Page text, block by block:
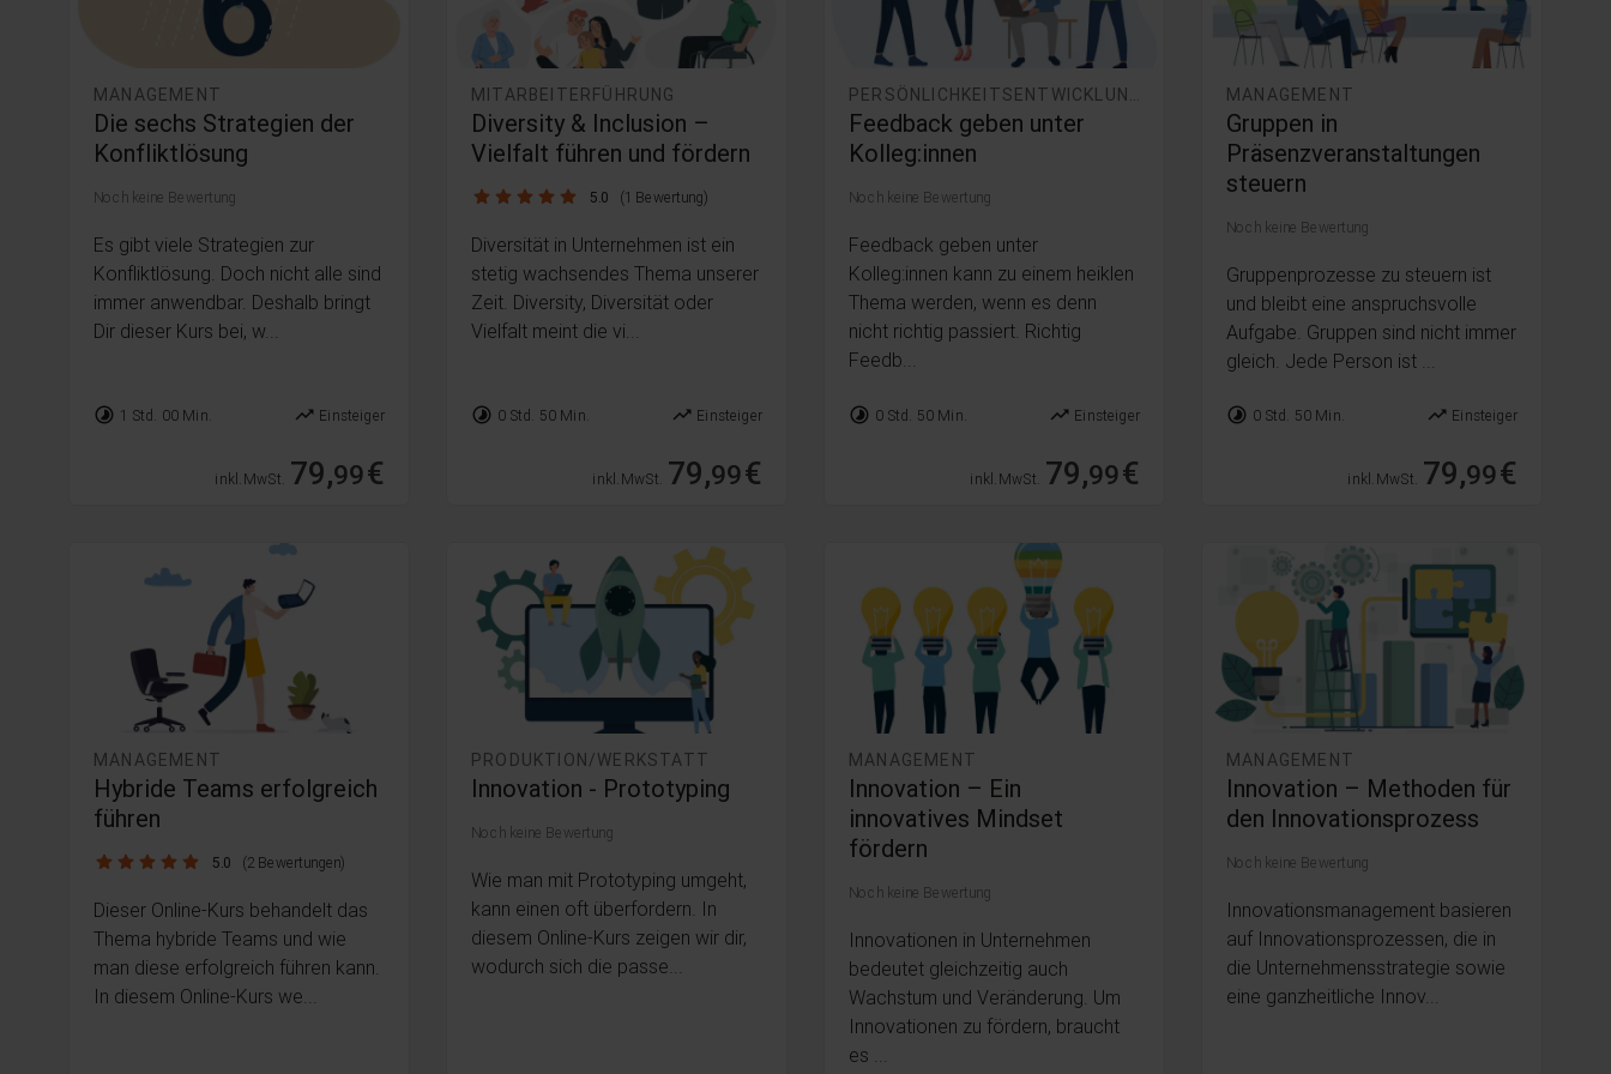
MANAGEMENT
Die sechs Strategien der
Konfliktlösung
Noch keine Bewertung
Es gibt viele Strategien zur
Konfliktlösung. Doch nicht alle sind
immer anwendbar. Deshalb bringt
Dir dieser Kurs bei, w...
timelapse 1 Std. 00 Min. trending_up Einsteiger
inkl. MwSt. 79,99€
MITARBEITERFÜHRUNG
Diversity & Inclusion –
Vielfalt führen und fördern
5.0 / 5 5.0 (1 Bewertung)
Diversität in Unternehmen ist ein
stetig wachsendes Thema unserer
Zeit. Diversity, Diversität oder
Vielfalt meint die vi...
timelapse 0 Std. 50 Min. trending_up Einsteiger
inkl. MwSt. 79,99€
PERSÖNLICHKEITSENTWICKLUNG
Feedback geben unter
Kolleg:innen
Noch keine Bewertung
Feedback geben unter
Kolleg:innen kann zu einem heiklen
Thema werden, wenn es denn
nicht richtig passiert. Richtig
Feedb...
timelapse 0 Std. 50 Min. trending_up Einsteiger
inkl. MwSt. 79,99€
MANAGEMENT
Gruppen in
Präsenzveranstaltungen
steuern
Noch keine Bewertung
Gruppenprozesse zu steuern ist
und bleibt eine anspruchsvolle
Aufgabe. Gruppen sind nicht immer
gleich. Jede Person ist ...
timelapse 0 Std. 50 Min. trending_up Einsteiger
inkl. MwSt. 79,99€
MANAGEMENT
Hybride Teams erfolgreich
führen
5.0 / 5 5.0 (2 Bewertungen)
Dieser Online-Kurs behandelt das
Thema hybride Teams und wie
man diese erfolgreich führen kann.
In diesem Online-Kurs we...
PRODUKTION/WERKSTATT
Innovation - Prototyping
Noch keine Bewertung
Wie man mit Prototyping umgeht,
kann einen oft überfordern. In
diesem Online-Kurs zeigen wir dir,
wodurch sich die passe...
MANAGEMENT
Innovation – Ein
innovatives Mindset
fördern
Noch keine Bewertung
Innovationen in Unternehmen
bedeutet gleichzeitig auch
Wachstum und Veränderung. Um
Innovationen zu fördern, braucht
es ...
MANAGEMENT
Innovation – Methoden für
den Innovationsprozess
Noch keine Bewertung
Innovationsmanagement basieren
auf Innovationsprozessen, die in
die Unternehmensstrategie sowie
eine ganzheitliche Innov...